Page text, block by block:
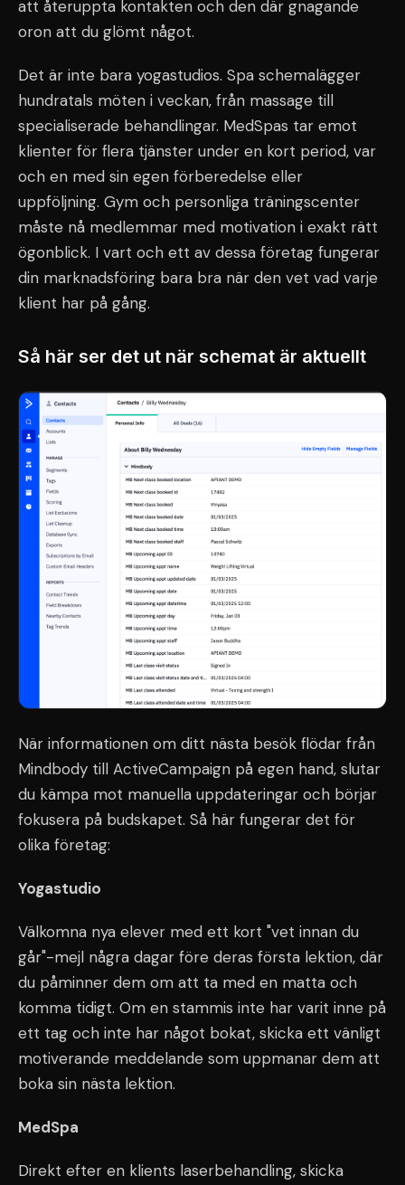
att återuppta kontakten och den där gnagande
oron att du glömt något.
Det är inte bara yogastudios. Spa schemalägger
hundratals möten i veckan, från massage till
specialiserade behandlingar. MedSpas tar emot
klienter för flera tjänster under en kort period, var
och en med sin egen förberedelse eller
uppföljning. Gym och personliga träningscenter
måste nå medlemmar med motivation i exakt rätt
ögonblick. I vart och ett av dessa företag fungerar
din marknadsföring bara bra när den vet vad varje
klient har på gång.
Så här ser det ut när schemat är aktuellt
När informationen om ditt nästa besök flödar från
Mindbody till ActiveCampaign på egen hand, slutar
du kämpa mot manuella uppdateringar och börjar
fokusera på budskapet. Så här fungerar det för
olika företag:
Yogastudio
Välkomna nya elever med ett kort "vet innan du
går"-mejl några dagar före deras första lektion, där
du påminner dem om att ta med en matta och
komma tidigt. Om en stammis inte har varit inne på
ett tag och inte har något bokat, skicka ett vänligt
motiverande meddelande som uppmanar dem att
boka sin nästa lektion.
MedSpa
Direkt efter en klients laserbehandling, skicka